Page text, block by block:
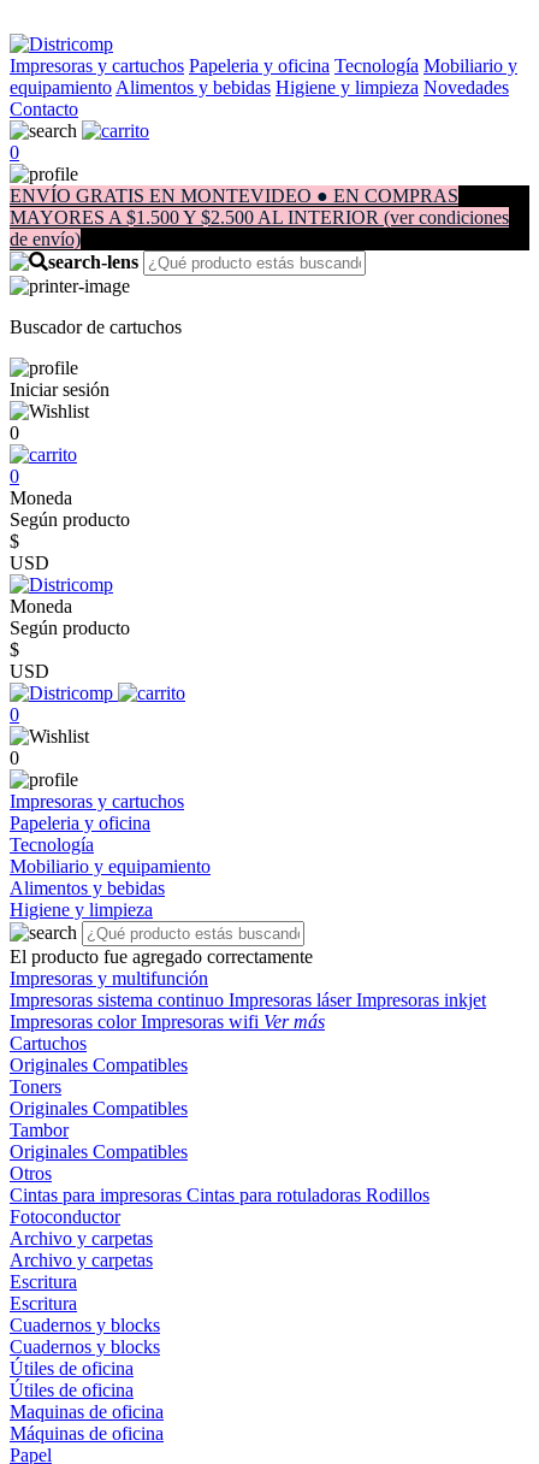
Impresoras y cartuchos Papeleria y oficina Tecnología Mobiliario y
equipamiento Alimentos y bebidas Higiene y limpieza Novedades
Contacto
0
ENVÍO GRATIS EN MONTEVIDEO ● EN COMPRAS
MAYORES A $1.500 Y $2.500 AL INTERIOR (ver condiciones
de envío)
Buscador de cartuchos
Iniciar sesión
0
0
Moneda
Según producto
$
USD
Moneda
Según producto
$
USD
0
0
Impresoras y cartuchos
Papeleria y oficina
Tecnología
Mobiliario y equipamiento
Alimentos y bebidas
Higiene y limpieza
El producto fue agregado correctamente
Impresoras y multifunción
Impresoras sistema continuo Impresoras láserImpresoras inkjet
Impresoras colorImpresoras wifi Ver más
Cartuchos
Originales Compatibles
Toners
Originales Compatibles
Tambor
Originales Compatibles
Otros
Cintas para impresoras Cintas para rotuladoras Rodillos
Fotoconductor
Archivo y carpetas
Archivo y carpetas
Escritura
Escritura
Cuadernos y blocks
Cuadernos y blocks
Útiles de oficina
Útiles de oficina
Maquinas de oficina
Máquinas de oficina
Papel